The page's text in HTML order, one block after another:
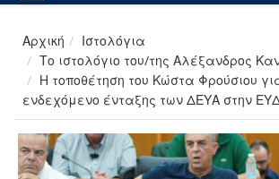
Αρχική
Ιστολόγια
Το ιστολόγιο του/της Αλέξανδρος
Η τοποθέτηση του Κώστα Φρούσιου
ενδεχόμενο ένταξης των ΔΕΥΑ στην